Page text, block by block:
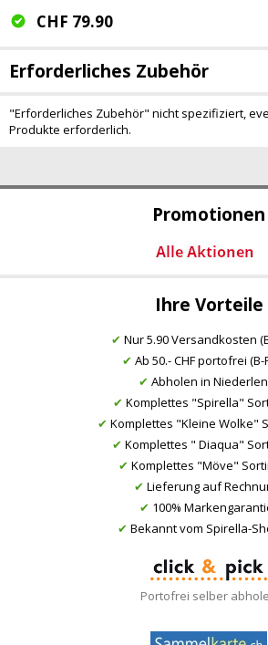
Promotionen
Ihre Vorteile
✔ Nur 5.90 Versandkosten
✔ Ab 50.- CHF portofrei (B-
✔ Abholen in
✔ Komplettes "Spirella"
✔ Komplettes "Kleine Wolke"
✔ Komplettes " Diaqua"
✔ Komplettes "Möve"
✔ Lieferung auf
✔ 100%
✔ Bekannt vom Spirella-
Portofrei selber
CHF 79.90
Erforderliches Zubehör
"Erforderliches Zubehör" nicht spezifiziert,
Produkte erforderlich.